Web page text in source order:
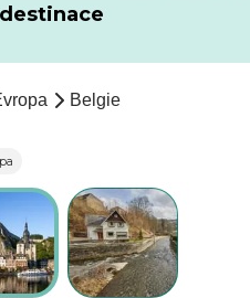
destinace
Belgie